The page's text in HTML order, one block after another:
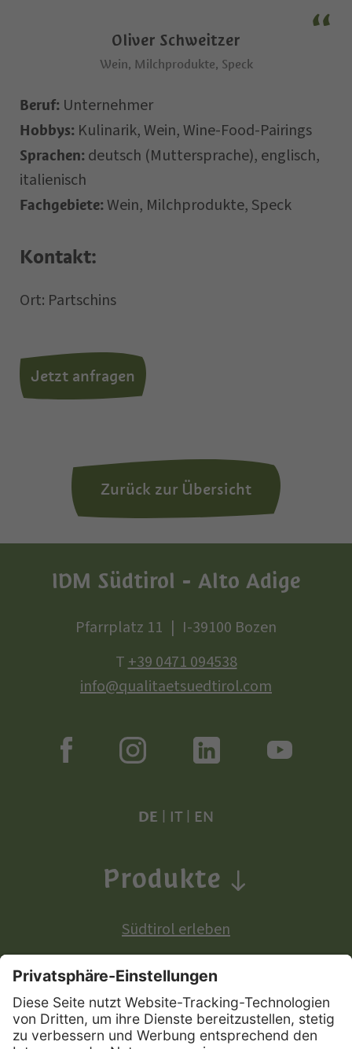
Oliver Schweitzer
Wein, Milchprodukte, Speck
Beruf: Unternehmer
Hobbys: Kulinarik, Wein, Wine-Food-Pairings
Sprachen: deutsch (Muttersprache), englisch,
italienisch
Fachgebiete:Wein, Milchprodukte, Speck
Kontakt:
Ort: Partschins
Jetzt anfragen
Zurück zur Übersicht
Ich habe die
Datenschutzbestimmungen
und verstanden und stimme der
Verarbeitung meiner
personenbezogenen Daten durch den
Verantwortlichen zu.
IDM Südtirol - Alto Adige
Pfarrplatz 11
I-39100 Bozen
T+39 0471 094538
info@qualitaetsuedtirol.com
DE IT| EN
Produkte
Südtirol erleben
Produkte mit europäischer Ursprungsbezeichnung: